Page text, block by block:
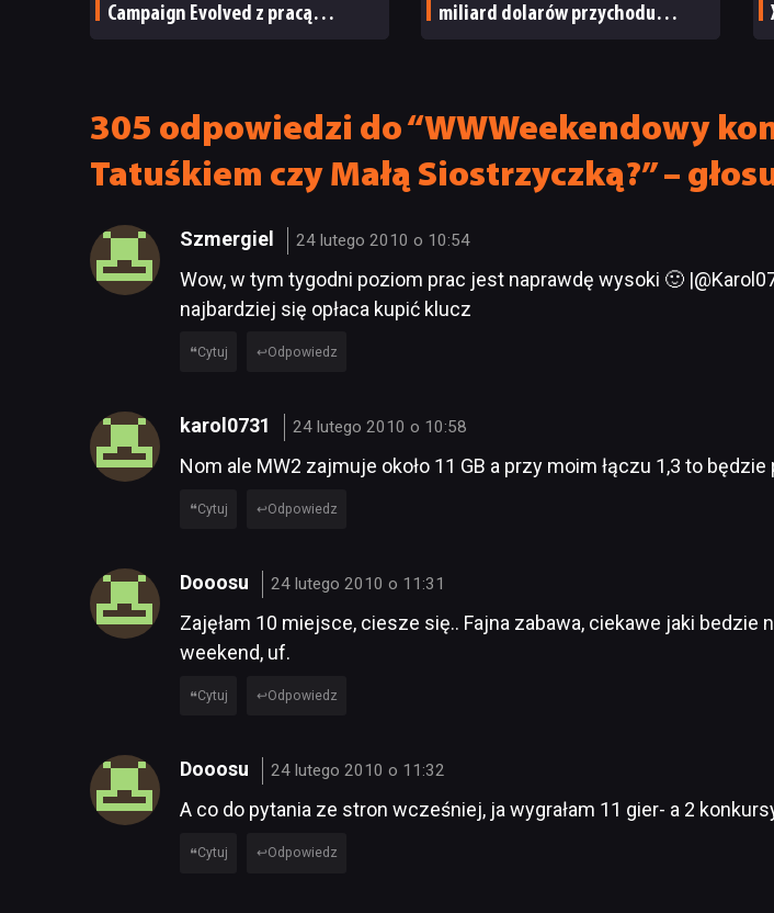
Campaign Evolved z pracą
miliard dolarów przychodu
305 odpowiedzi do “WWWeekendowy
Tatuśkiem czy Małą Siostrzyczką?” –
Szmergiel 24 lutego 2010 o 10:54
Wow, w tym tygodni poziom prac jest naprawdę wysoki 🙂
najbardziej się opłaca kupić klucz
Cytuj Odpowiedz
karol0731 24 lutego 2010 o 10:58
Nom ale MW2 zajmuje około 11 GB a przy moim łączu 1,3 to będzie
Cytuj Odpowiedz
Dooosu 24 lutego 2010 o 11:31
Zajęłam 10 miejsce, ciesze się.. Fajna zabawa, ciekawe jaki
weekend, uf.
Cytuj Odpowiedz
Dooosu 24 lutego 2010 o 11:32
A co do pytania ze stron wcześniej, ja wygrałam 11 gier- a 2
Cytuj Odpowiedz